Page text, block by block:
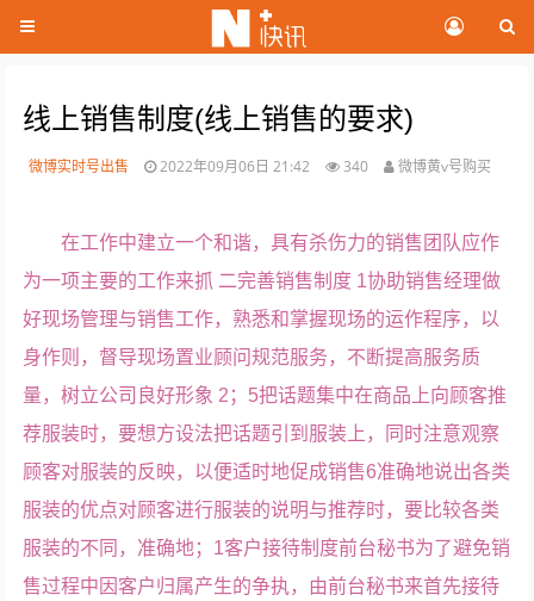
线上销售制度(线上销售的要求)
微博实时号出售 2022年09月06日 21:42 340 微博黄v号购买
在工作中建立一个和谐，具有杀伤力的销售团队应作
为一项主要的工作来抓 二完善销售制度 1协助销售经理做
好现场管理与销售工作，熟悉和掌握现场的运作程序，以
身作则，督导现场置业顾问规范服务，不断提高服务质
量，树立公司良好形象 2；5把话题集中在商品上向顾客推
荐服装时，要想方设法把话题引到服装上，同时注意观察
顾客对服装的反映，以便适时地促成销售6准确地说出各类
服装的优点对顾客进行服装的说明与推荐时，要比较各类
服装的不同，准确地；1客户接待制度前台秘书为了避免销
售过程中因客户归属产生的争执，由前台秘书来首先接待